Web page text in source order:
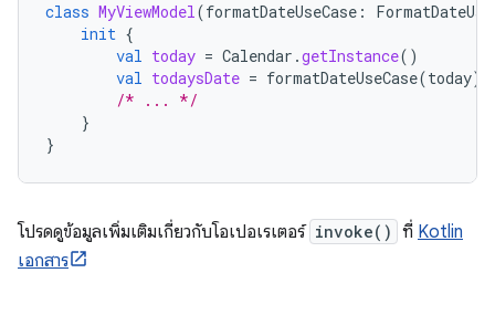
class MyViewModel(formatDateUseCase :
init {
val today = Calendar .getInstance()
val todaysDate = formatDateUseCase(today)
/* ... */
}
}
โปรดดูข้อมูลเพิ่มเติมเกี่ยวกับโอเปอเรเตอร์ invoke() ที่ Kotlin
เอกสาร